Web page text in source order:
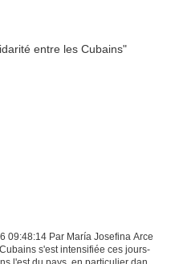
09:48:14 Par María Josefina Arce
s'est intensifiée ces jours-